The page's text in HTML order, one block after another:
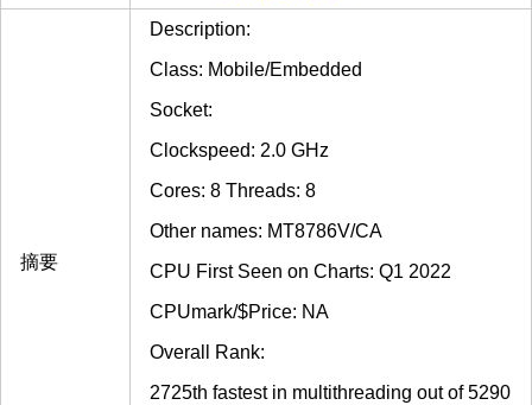
摘要
Description:
Class: Mobile/Embedded
Socket:
Clockspeed: 2.0 GHz
Cores: 8 Threads: 8
Other names: MT8786V/CA
CPU First Seen on Charts: Q1 2022
CPUmark/$Price: NA
Overall Rank:
2725th fastest in multithreading out of 5290